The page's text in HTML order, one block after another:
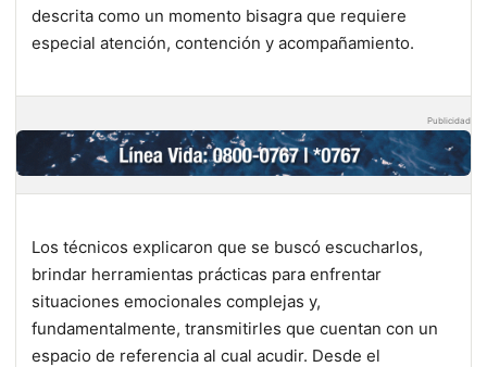
descrita como un momento bisagra que requiere
especial atención, contención y acompañamiento.
Publicidad
Los técnicos explicaron que se buscó escucharlos,
brindar herramientas prácticas para enfrentar
situaciones emocionales complejas y,
fundamentalmente, transmitirles que cuentan con un
espacio de referencia al cual acudir. Desde el